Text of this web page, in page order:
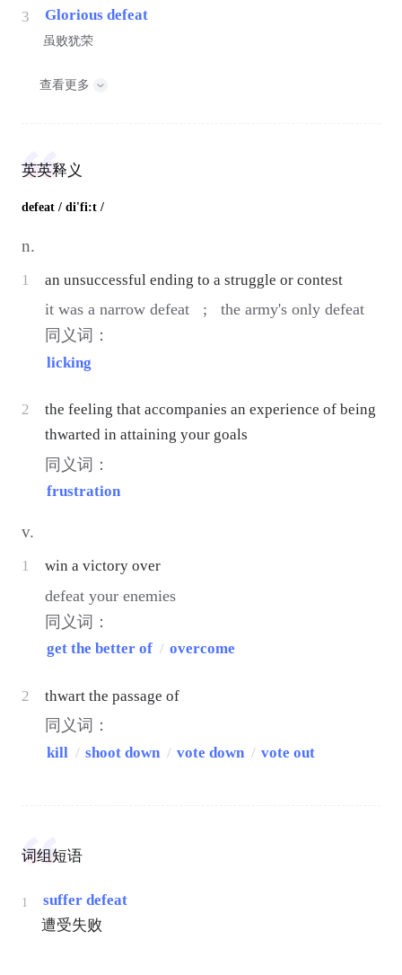
3 Glorious defeat
虽败犹荣
查看更多
英英释义
defeat / di'fi:t /
n.
1 an unsuccessful ending to a struggle or contest
it was a narrow defeat ;
the army's only defeat
同义词：
licking
2
the feeling that accompanies an experience of being
thwarted in attaining your goals
同义词：
frustration
v.
1 win a victory over
defeat your enemies
同义词：
get the better of / overcome
2 thwart the passage of
同义词：
kill / shoot down / vote down / vote out
词组短语
1
suffer defeat
遭受失败